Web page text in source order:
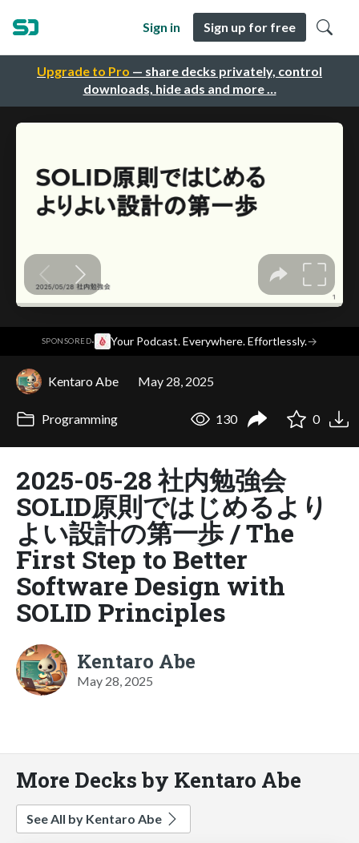
Upgrade to Pro — share decks privately, control
downloads, hide ads and more …
Sign in Sign up for free
SPONSORED· Your Podcast. Everywhere. Effortlessly.→
Kentaro Abe May 28, 2025
Programming 130 0
2025-05-28 社内勉強会
SOLID原則ではじめるより
よい設計の第一歩 / The
First Step to Better
Software Design with
SOLID Principles
Kentaro Abe
May 28, 2025
More Decks by Kentaro Abe
See All by Kentaro Abe